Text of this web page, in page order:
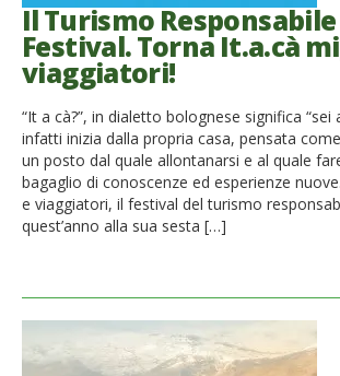
Il Turismo
Festival. Torna It.a.cà
viaggiatori!
“It a cà?”, in dialetto bolognese significa “sei
infatti inizia dalla propria casa, pensata come
un posto dal quale allontanarsi e al quale
bagaglio di conoscenze ed esperienze
e viaggiatori, il festival del turismo
quest’anno alla sua sesta […]